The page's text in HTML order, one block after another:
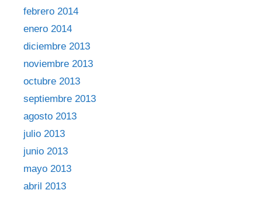
febrero 2014
enero 2014
diciembre 2013
noviembre 2013
octubre 2013
septiembre 2013
agosto 2013
julio 2013
junio 2013
mayo 2013
abril 2013